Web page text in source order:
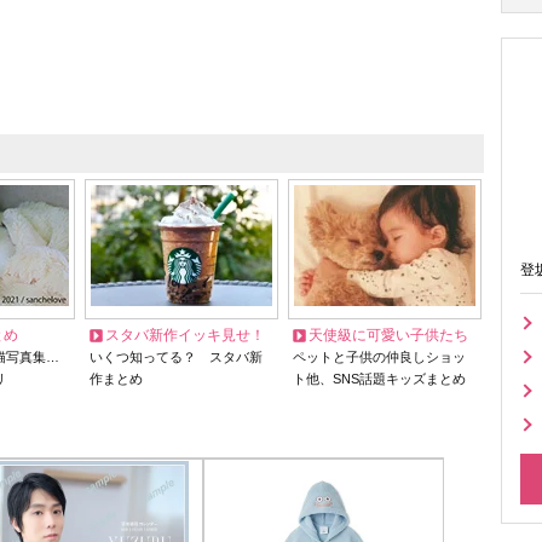
め
写真集…
スタバ新作イッキ見せ！
いくつ知ってる？ スタバ新
作まとめ
天使級に可愛い子供たち
ペットと子供の仲良しショッ
ト他、SNS話題キッズまとめ
登